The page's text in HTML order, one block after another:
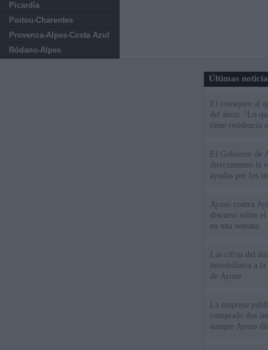
Picardía
Poitou-Charentes
Provenza-Alpes-Costa Azul
Ródano-Alpes
Últimas
El consejero al
del ático: "Lo
tiene residencia
El Gobierno de
directamente la
ayudas por los
Ayuso contra
discurso sobre
en una semana
Las cifras del
inmobiliaria a la
de Ayuso
La empresa
comprado dos
aunque Ayuso